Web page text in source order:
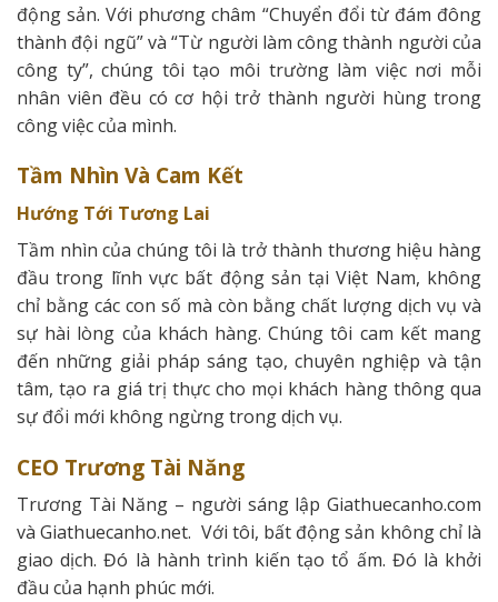
động sản. Với phương châm “Chuyển đổi từ đám đông
thành đội ngũ” và “Từ người làm công thành người của
công ty”, chúng tôi tạo môi trường làm việc nơi mỗi
nhân viên đều có cơ hội trở thành người hùng trong
công việc của mình.
Tầm Nhìn Và Cam Kết
Hướng Tới Tương Lai
Tầm nhìn của chúng tôi là trở thành thương hiệu hàng
đầu trong lĩnh vực bất động sản tại Việt Nam, không
chỉ bằng các con số mà còn bằng chất lượng dịch vụ và
sự hài lòng của khách hàng. Chúng tôi cam kết mang
đến những giải pháp sáng tạo, chuyên nghiệp và tận
tâm, tạo ra giá trị thực cho mọi khách hàng thông qua
sự đổi mới không ngừng trong dịch vụ.
CEO Trương Tài Năng
Trương Tài Năng – người sáng lập Giathuecanho.com
và Giathuecanho.net. Với tôi, bất động sản không chỉ là
giao dịch. Đó là hành trình kiến tạo tổ ấm. Đó là khởi
đầu của hạnh phúc mới.